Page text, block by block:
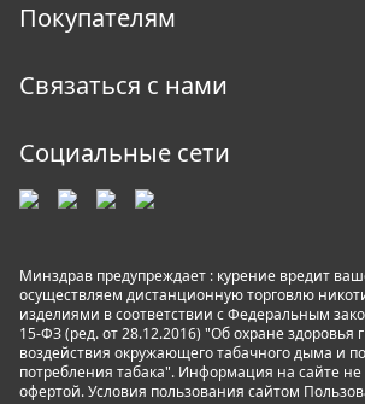
Покупателям
Связаться с нами
Социальные сети
Минздрав предупреждает : курение вредит
осуществляем дистанционную торговлю
изделиями в соответствии с Федеральным
15-ФЗ (ред. от 28.12.2016) "Об охране здоровья
воздействия окружающего табачного дыма и
потребления табака". Информация на сайте не
офертой. Условия пользования сайтом